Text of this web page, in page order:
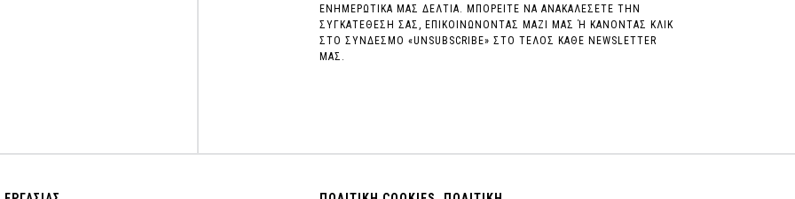
ΕΝΗΜΕΡΩΤΙΚΑ ΜΑΣ ΔΕΛΤΙΑ. ΜΠΟΡΕΙΤΕ ΝΑ ΑΝΑΚΑΛΕΣΕΤΕ ΤΗΝ
ΣΥΓΚΑΤΕΘΕΣΗ ΣΑΣ, ΕΠΙΚΟΙΝΩΝΟΝΤΑΣ ΜΑΖΙ ΜΑΣ Ή ΚΑΝΟΝΤΑΣ ΚΛΙΚ
ΣΤΟ ΣΥΝΔΕΣΜΟ «UNSUBSCRIBE» ΣΤΟ ΤΕΛΟΣ ΚΑΘΕ NEWSLETTER
ΜΑΣ.